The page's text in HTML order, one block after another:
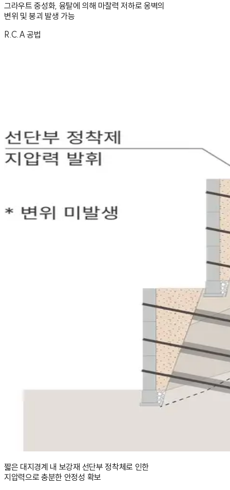
그라우트 중성화, 융탈에 의해 마찰력 저하로 옹벽의
변위 및 붕괴 발생 가능
R.C.A 공법
짧은 대지경계 내 보강재 선단부 정착체로 인한
지압력으로 충분한 안정성 확보